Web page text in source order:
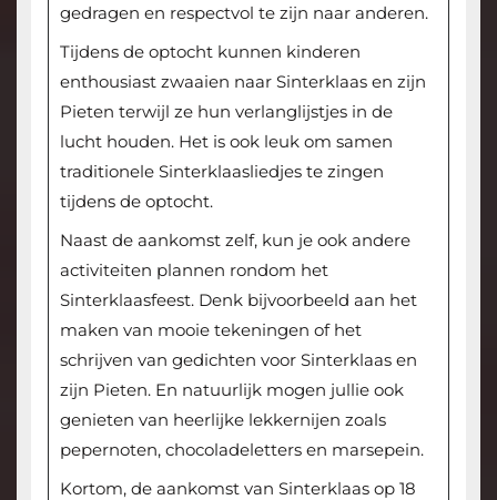
gedragen en respectvol te zijn naar anderen.
Tijdens de optocht kunnen kinderen
enthousiast zwaaien naar Sinterklaas en zijn
Pieten terwijl ze hun verlanglijstjes in de
lucht houden. Het is ook leuk om samen
traditionele Sinterklaasliedjes te zingen
tijdens de optocht.
Naast de aankomst zelf, kun je ook andere
activiteiten plannen rondom het
Sinterklaasfeest. Denk bijvoorbeeld aan het
maken van mooie tekeningen of het
schrijven van gedichten voor Sinterklaas en
zijn Pieten. En natuurlijk mogen jullie ook
genieten van heerlijke lekkernijen zoals
pepernoten, chocoladeletters en marsepein.
Kortom, de aankomst van Sinterklaas op 18